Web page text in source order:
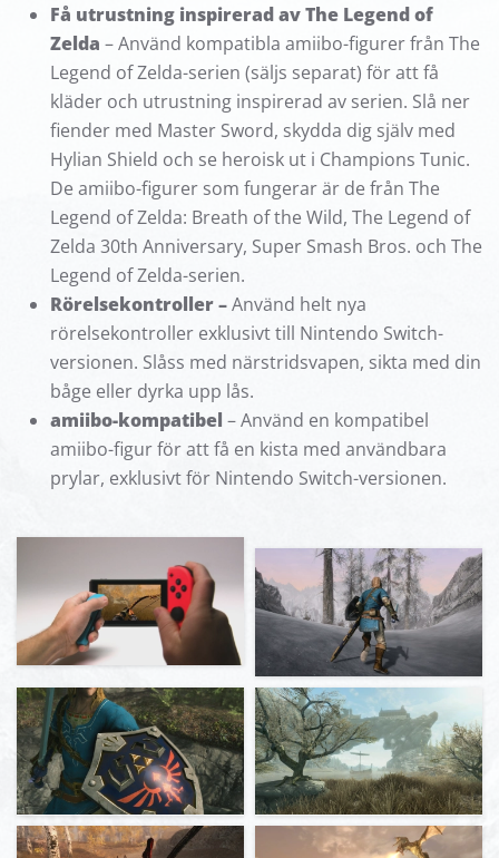
Få utrustning inspirerad av The Legend of
Zelda – Använd kompatibla amiibo-figurer från The
Legend of Zelda-serien (säljs separat) för att få
kläder och utrustning inspirerad av serien. Slå ner
fiender med Master Sword, skydda dig själv med
Hylian Shield och se heroisk ut i Champions Tunic.
De amiibo-figurer som fungerar är de från The
Legend of Zelda: Breath of the Wild, The Legend of
Zelda 30th Anniversary, Super Smash Bros. och The
Legend of Zelda-serien.
Rörelsekontroller –Använd helt nya
rörelsekontroller exklusivt till Nintendo Switch-
versionen. Slåss med närstridsvapen, sikta med din
båge eller dyrka upp lås.
amiibo-kompatibel – Använd en kompatibel
amiibo-figur för att få en kista med användbara
prylar, exklusivt för Nintendo Switch-versionen.